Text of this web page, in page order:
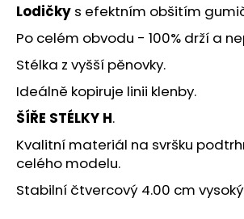
Lodičky s efektním obšitím
Po celém obvodu - 100% drží a
Stélka z vyšší pěnovky.
Ideálně kopiruje linii klenby.
ŠÍŘE STÉLKY H.
Kvalitní materiál na svršku
celého modelu.
Stabilní čtvercový 4.00 cm
D
o
p
o
r
u
č
u
j
e
m